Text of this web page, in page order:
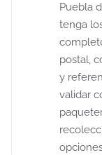
Puebla
tenga
postal,
y
validar